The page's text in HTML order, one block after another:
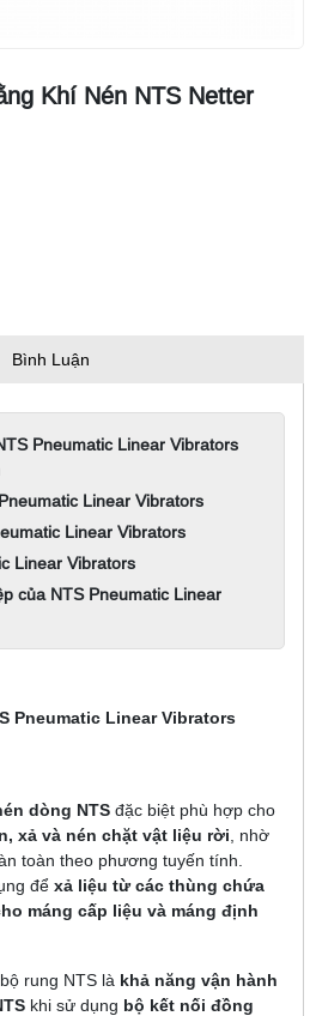
Khí Nén NTS Netter
Bình Luận
Pneumatic Linear Vibrators
Linear Vibrators
Linear Vibrators
Linear Vibrators
của NTS Pneumatic Linear
Pneumatic Linear Vibrators
dòng NTS đặc biệt phù hợp cho
xả và nén chặt vật liệu rời , nhờ
toàn theo phương tuyến tính.
để xả liệu từ các thùng chứa
máng cấp liệu và máng định
rung NTS là khả năng vận hành
khi sử dụng bộ kết nối đồng